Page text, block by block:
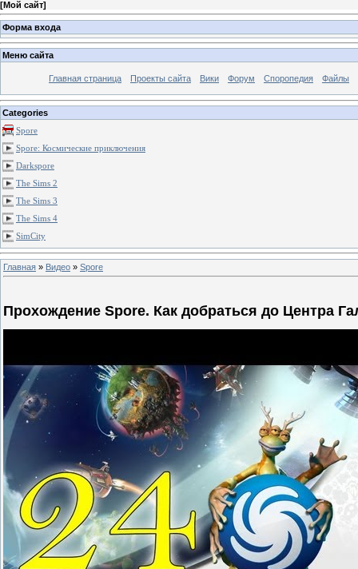
[Мой сайт]
Форма входа
Меню сайта
Главная страница Проекты сайта Вики Форум Споропедия Файлы
Categories
Spore
Spore: Космические приключения
Darkspore
The Sims 2
The Sims 3
The Sims 4
SimCity
Главная » Видео » Spore
Прохождение Spore. Как добраться до Центра